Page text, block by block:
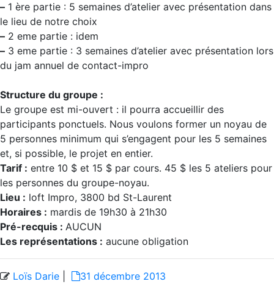
– 1 ère partie : 5 semaines d’atelier avec présentation dans
le lieu de notre choix
– 2 eme partie : idem
– 3 eme partie : 3 semaines d’atelier avec présentation lors
du jam annuel de contact-impro
Structure du groupe :
Le groupe est mi-ouvert : il pourra accueillir des
participants ponctuels. Nous voulons former un noyau de
5 personnes minimum qui s’engagent pour les 5 semaines
et, si possible, le projet en entier.
Tarif : entre 10 $ et 15 $ par cours. 45 $ les 5 ateliers pour
les personnes du groupe-noyau.
Lieu : loft Impro, 3800 bd St-Laurent
Horaires : mardis de 19h30 à 21h30
Pré-recquis : AUCUN
Les représentations : aucune obligation
Loïs Darie
31 décembre 2013